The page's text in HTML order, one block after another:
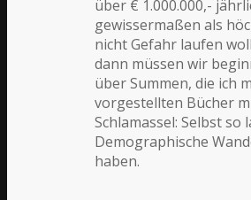
über € 1.000.000,-
gewissermaßen als
nicht Gefahr laufen
dann müssen wir
über Summen, die ich
vorgestellten Bücher
Schlamassel: Selbst
Demographische
haben.